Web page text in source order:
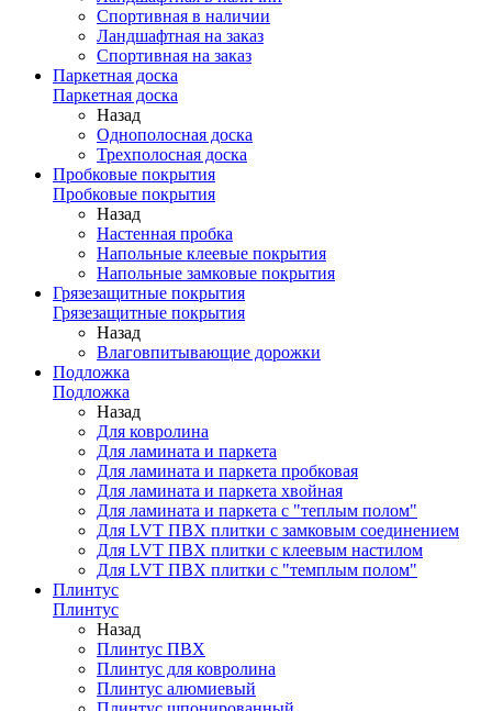
Спортивная в наличии
Ландшафтная на заказ
Спортивная на заказ
Паркетная доска
Паркетная доска
Назад
Однополосная доска
Трехполосная доска
Пробковые покрытия
Пробковые покрытия
Назад
Настенная пробка
Напольные клеевые покрытия
Напольные замковые покрытия
Грязезащитные покрытия
Грязезащитные покрытия
Назад
Влаговпитывающие дорожки
Подложка
Подложка
Назад
Для ковролина
Для ламината и паркета
Для ламината и паркета пробковая
Для ламината и паркета хвойная
Для ламината и паркета с "теплым полом"
Для LVT ПВХ плитки с замковым соединением
Для LVT ПВХ плитки с клеевым настилом
Для LVT ПВХ плитки с "темплым полом"
Плинтус
Плинтус
Назад
Плинтус ПВХ
Плинтус для ковролина
Плинтус алюмиевый